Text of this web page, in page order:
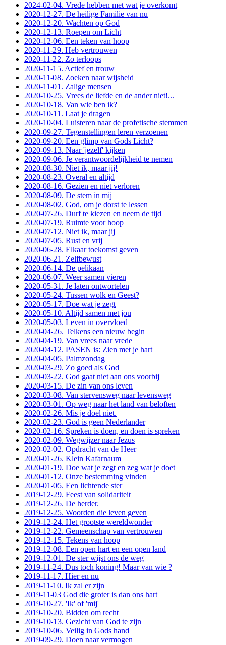
2024-02-04. Vrede hebben met wat je overkomt
2020-12-27. De heilige Familie van nu
2020-12-20. Wachten op God
2020-12-13. Roepen om Licht
2020-12-06. Een teken van hoop
2020-11-29. Heb vertrouwen
2020-11-22. Zo terloops
2020-11-15. Actief en trouw
2020-11-08. Zoeken naar wijsheid
2020-11-01. Zalige mensen
2020-10-25. Vrees de liefde en de ander niet!...
2020-10-18. Van wie ben ik?
2020-10-11. Laat je dragen
2020-10-04. Luisteren naar de profetische stemmen
2020-09-27. Tegenstellingen leren verzoenen
2020-09-20. Een glimp van Gods Licht?
2020-09-13. Naar 'jezelf' kijken
2020-09-06. Je verantwoordelijkheid te nemen
2020-08-30. Niet ik, maar jij!
2020-08-23. Overal en altijd
2020-08-16. Gezien en niet verloren
2020-08-09. De stem in mij
2020-08-02. God, om je dorst te lessen
2020-07-26. Durf te kiezen en neem de tijd
2020-07-19. Ruimte voor hoop
2020-07-12. Niet ik, maar jij
2020-07-05. Rust en vrij
2020-06-28. Elkaar toekomst geven
2020-06-21. Zelfbewust
2020-06-14. De pelikaan
2020-06-07. Weer samen vieren
2020-05-31. Je laten ontwortelen
2020-05-24. Tussen wolk en Geest?
2020-05-17. Doe wat je zegt
2020-05-10. Altijd samen met jou
2020-05-03. Leven in overvloed
2020-04-26. Telkens een nieuw begin
2020-04-19. Van vrees naar vrede
2020-04-12. PASEN is: Zien met je hart
2020-04-05. Palmzondag
2020-03-29. Zo goed als God
2020-03-22. God gaat niet aan ons voorbij
2020-03-15. De zin van ons leven
2020-03-08. Van stervensweg naar levensweg
2020-03-01. Op weg naar het land van beloften
2020-02-26. Mis je doel niet.
2020-02-23. God is geen Nederlander
2020-02-16. Spreken is doen, en doen is spreken
2020-02-09. Wegwijzer naar Jezus
2020-02-02. Opdracht van de Heer
2020-01-26. Klein Kafarnaum
2020-01-19. Doe wat je zegt en zeg wat je doet
2020-01-12. Onze bestemming vinden
2020-01-05. Een lichtende ster
2019-12-29. Feest van solidariteit
2019-12-26. De herder.
2019-12-25. Woorden die leven geven
2019-12-24. Het grootste wereldwonder
2019-12-22. Gemeenschap van vertrouwen
2019-12-15. Tekens van hoop
2019-12-08. Een open hart en een open land
2019-12-01. De ster wijst ons de weg
2019-11-24. Dus toch koning! Maar van wie ?
2019-11-17. Hier en nu
2019-11-10. Ik zal er zijn
2019-11-03 God die groter is dan ons hart
2019-10-27. 'Ik' of 'mij'
2019-10-20. Bidden om recht
2019-10-13. Gezicht van God te zijn
2019-10-06. Veilig in Gods hand
2019-09-29. Doen naar vermogen